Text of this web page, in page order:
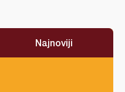
Najnoviji